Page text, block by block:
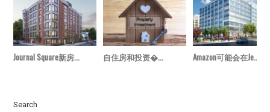
Journal Square新房... 自住房和投资�... Amazon可能会在Je...
Search